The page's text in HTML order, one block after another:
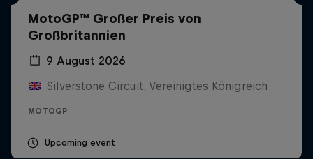
MotoGP™ Großer Preis von
Großbritannien
9 August 2026
Silverstone Circuit, Vereinigtes Königreich
MOTOGP
Upcoming event